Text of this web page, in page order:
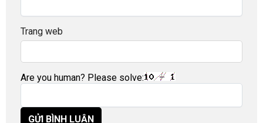
Trang web
Are you human? Please solve: